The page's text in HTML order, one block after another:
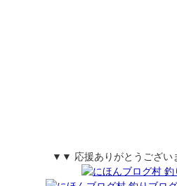
▼▼ 応援ありがとうござ